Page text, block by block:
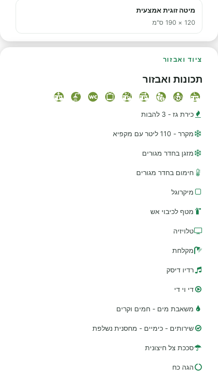
מיטה זוגית אמצעית
120 × 190 ס"מ
ציוד ואבזור
תכונות ואבזור
כירת גז - 3 להבות
מקרר - 110 ליטר עם מקפיא
מזגן בחדר מגורים
חימום בחדר מגורים
מיקרוגל
מטף לכיבוי אש
טלויזיה
מקלחת
רדיו דיסק
די וי די
משאבת מים - חמים וקרים
שירותים - כימיים - מחסנית נשלפת
סככת צל חיצונית
הגה כח